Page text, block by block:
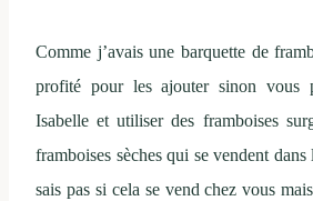
Comme j’avais une barquette de
profité pour les ajouter sinon vous
Isabelle et utiliser des framboises
framboises sèches qui se vendent
sais pas si cela se vend chez vous